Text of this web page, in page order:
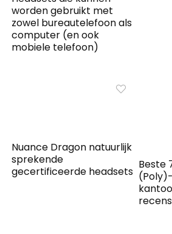
worden gebruikt met
zowel bureautelefoon als
computer (en ook
mobiele telefoon)
Nuance Dragon natuurlijk
sprekende
gecertificeerde headsets
Beste